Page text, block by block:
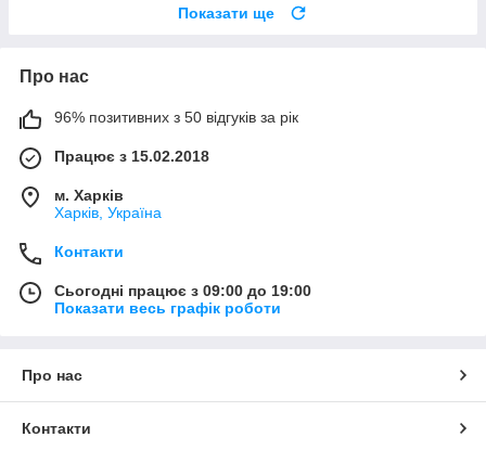
Показати ще
Про нас
96% позитивних з 50 відгуків за рік
Працює з 15.02.2018
м. Харків
Харків, Україна
Контакти
Сьогодні працює з 09:00 до 19:00
Показати весь графік роботи
Про нас
Контакти